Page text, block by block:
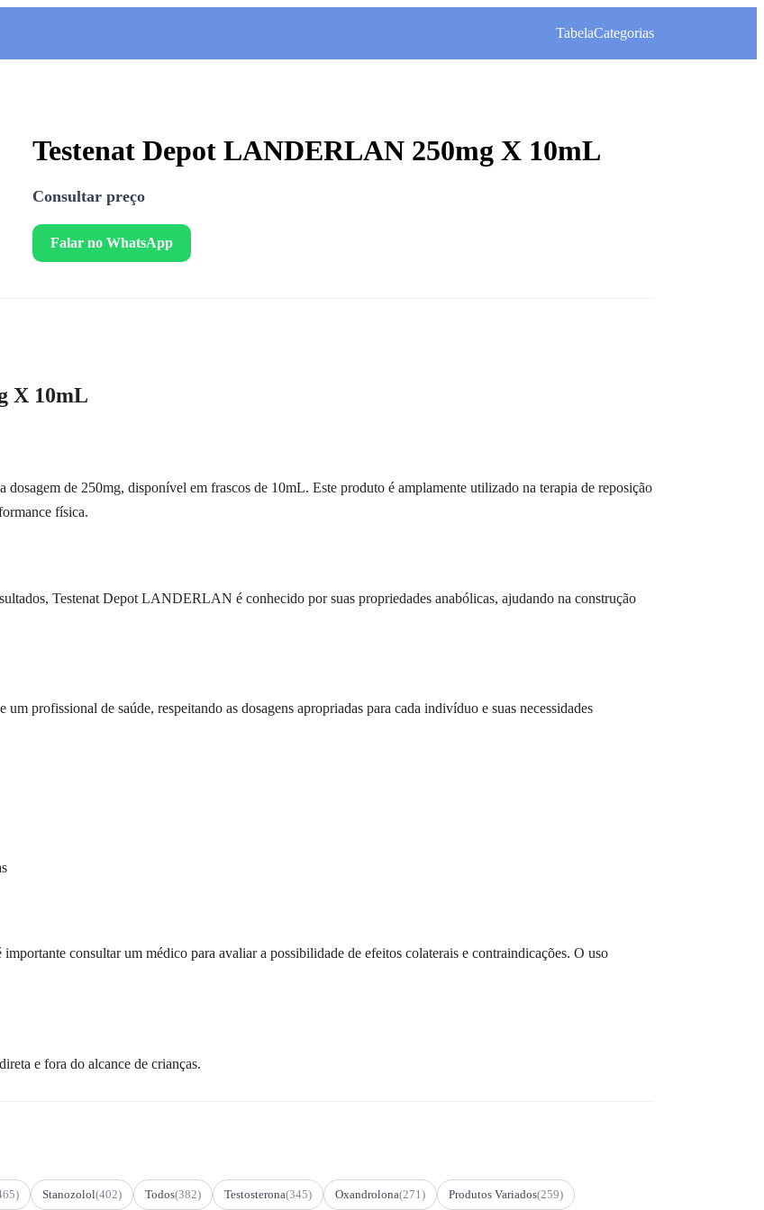
TabelaCategorias
Testenat Depot LANDERLAN 250mg X 10mL
Consultar preço
Falar no WhatsApp
X 10mL
de 250mg, disponível em frascos de 10mL. Este produto é amplamente utilizado na terapia de reposição
física.
Testenat Depot LANDERLAN é conhecido por suas propriedades anabólicas, ajudando na construção
profissional de saúde, respeitando as dosagens apropriadas para cada indivíduo e suas necessidades
consultar um médico para avaliar a possibilidade de efeitos colaterais e contraindicações. O uso
e fora do alcance de crianças.
Stanozolol(402) Todos(382) Testosterona(345) Oxandrolona(271) Produtos Variados(259)